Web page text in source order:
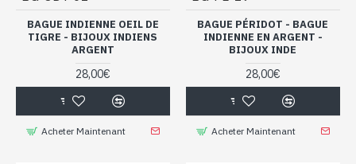
BAGUE INDIENNE OEIL DE
TIGRE - BIJOUX INDIENS
ARGENT
28,00€
Acheter Maintenant
BAGUE PÉRIDOT - BAGUE
INDIENNE EN ARGENT -
BIJOUX INDE
28,00€
Acheter Maintenant